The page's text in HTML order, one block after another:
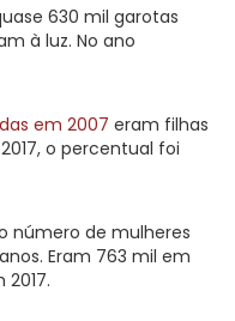
630 mil garotas
à luz. No ano
em 2007 eram filhas
o percentual foi
número de mulheres
Eram 763 mil em